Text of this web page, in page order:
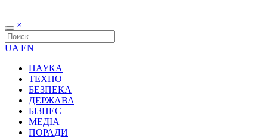
×
UA EN
НАУКА
ТЕХНО
БЕЗПЕКА
ДЕРЖАВА
БІЗНЕС
МЕДІА
ПОРАДИ